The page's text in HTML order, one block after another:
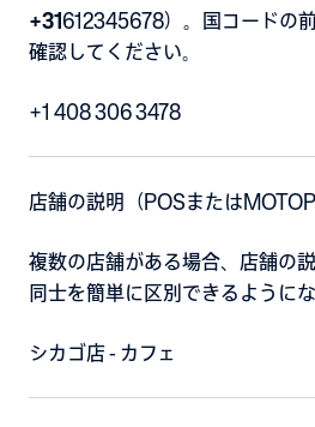
+31612345678）。国コードの
確認してください。
+1 408 306 3478
店舗の説明（POSまたは
複数の店舗がある場合、店舗の
同士を簡単に区別できるようにな
シカゴ店 - カフェ